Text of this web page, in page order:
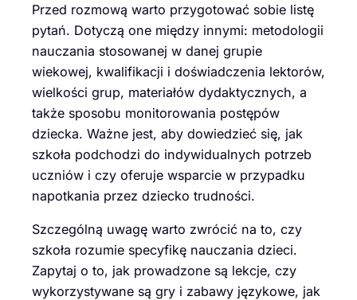
Przed rozmową warto przygotować sobie listę
pytań. Dotyczą one między innymi: metodologii
nauczania stosowanej w danej grupie
wiekowej, kwalifikacji i doświadczenia lektorów,
wielkości grup, materiałów dydaktycznych, a
także sposobu monitorowania postępów
dziecka. Ważne jest, aby dowiedzieć się, jak
szkoła podchodzi do indywidualnych potrzeb
uczniów i czy oferuje wsparcie w przypadku
napotkania przez dziecko trudności.
Szczególną uwagę warto zwrócić na to, czy
szkoła rozumie specyfikę nauczania dzieci.
Zapytaj o to, jak prowadzone są lekcje, czy
wykorzystywane są gry i zabawy językowe, jak